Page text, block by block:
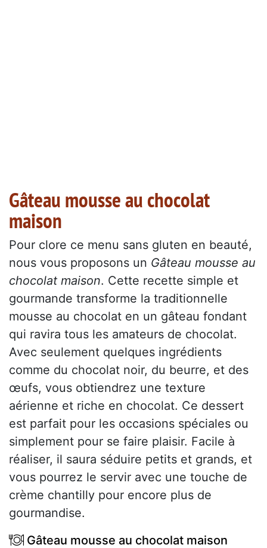
Gâteau mousse au chocolat
maison
Pour clore ce menu sans gluten en beauté,
nous vous proposons un Gâteau mousse au
chocolat maison. Cette recette simple et
gourmande transforme la traditionnelle
mousse au chocolat en un gâteau fondant
qui ravira tous les amateurs de chocolat.
Avec seulement quelques ingrédients
comme du chocolat noir, du beurre, et des
œufs, vous obtiendrez une texture
aérienne et riche en chocolat. Ce dessert
est parfait pour les occasions spéciales ou
simplement pour se faire plaisir. Facile à
réaliser, il saura séduire petits et grands, et
vous pourrez le servir avec une touche de
crème chantilly pour encore plus de
gourmandise.
Gâteau mousse au chocolat maison